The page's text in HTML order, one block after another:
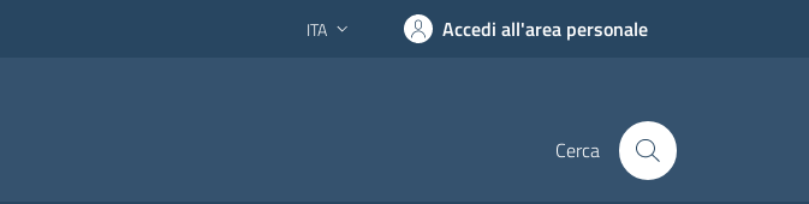
Lingua attiva:
ITA Accedi all'area personale
Cerca